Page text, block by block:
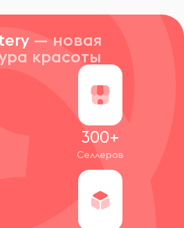
— новая
красоты
300+
Селлеров